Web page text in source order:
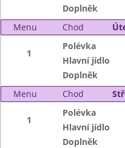
Doplněk
Menu
Chod
1
Polévka
Hlavní jídlo
Doplněk
Menu
Chod
1
Polévka
Hlavní jídlo
Doplněk